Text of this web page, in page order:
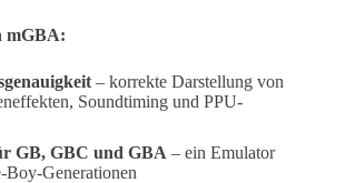
mGBA:
– korrekte Darstellung von
Soundtiming und PPU-
GB, GBC und GBA – ein Emulator
Boy-Generationen